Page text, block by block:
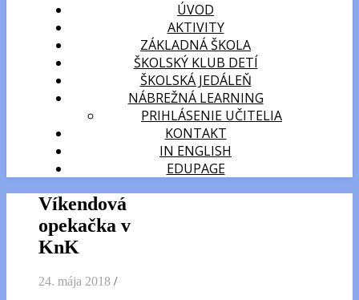
ÚVOD
AKTIVITY
ZÁKLADNÁ ŠKOLA
ŠKOLSKÝ KLUB DETÍ
ŠKOLSKÁ JEDÁLEŇ
NÁBREŽNÁ LEARNING
PRIHLÁSENIE UČITELIA
KONTAKT
IN ENGLISH
EDUPAGE
Víkendová
opekačka v
KnK
24. mája 2018 /